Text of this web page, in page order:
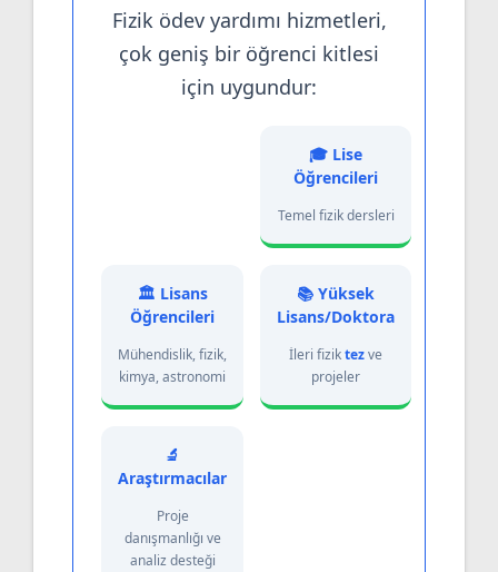
Fizik ödev yardımı hizmetleri,
çok geniş bir öğrenci kitlesi
için uygundur:
🎓 Lise
Öğrencileri
Temel fizik dersleri
🏛️ Lisans
Öğrencileri
Mühendislik, fizik,
kimya, astronomi
📚 Yüksek
Lisans/Doktora
İleri fiziktezve
projeler
🔬
Araştırmacılar
Proje
danışmanlığı ve
analiz desteği